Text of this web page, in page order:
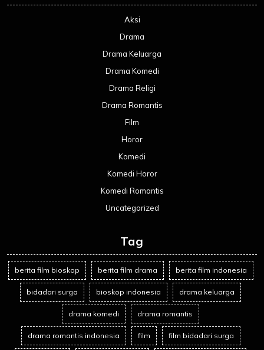
Aksi
Drama
Drama Keluarga
Drama Komedi
Drama Religi
Drama Romantis
Film
Horor
Komedi
Komedi Horor
Komedi Romantis
Uncategorized
Tag
berita film bioskop berita film drama berita film indonesia
bidadari surga bioskop indonesia drama keluarga
drama komedi drama romantis
drama romantis indonesia film film bidadari surga